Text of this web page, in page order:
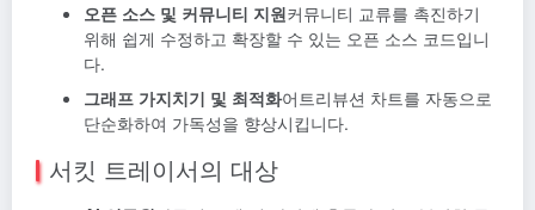
오픈 소스 및 커뮤니티 지원커뮤니티 교류를 촉진하기
위해 쉽게 수정하고 확장할 수 있는 오픈 소스 코드입니
다.
그래프 가지치기 및 최적화어트리뷰션 차트를 자동으로
단순화하여 가독성을 향상시킵니다.
서킷 트레이서의 대상